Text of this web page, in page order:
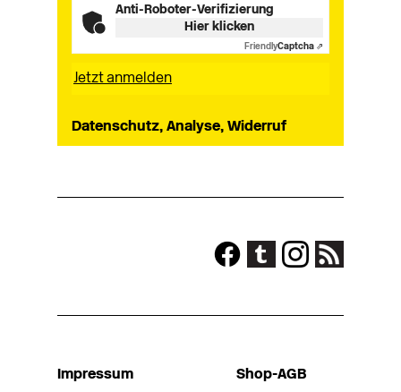
Anti-Roboter-Verifizierung
Hier klicken
FriendlyCaptcha ⇗
Datenschutz, Analyse, Widerruf
Impressum Shop-AGB